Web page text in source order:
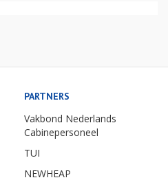
PARTNERS
Vakbond Nederlands
Cabinepersoneel
TUI
NEWHEAP